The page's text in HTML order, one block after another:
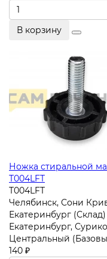
В корзину
Ножка стиральной
T004LFT
T004LFT
Челябинск, Сони
Екатеринбург (Склад)
Екатеринбург,
Центральный
140 ₽